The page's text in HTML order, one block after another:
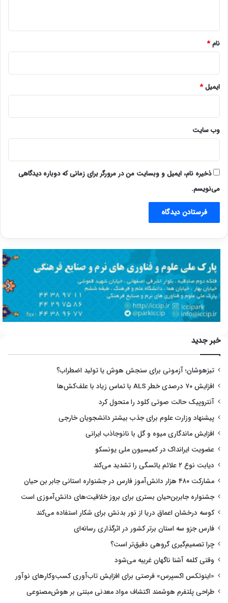
نام*
ایمیل*
وب‌ سایت
ذخیره نام، ایمیل و وبسایت من در مرورگر برای زمانی که دوباره دیدگاهی
می‌نویسم.
خبر جدید
تیزهوشان؛ آزمونی برای سنجش هوش یا تولید اضطراب؟
افزایش ۷۰ درصدی خطر ALS با تماس زیاد با علف‌کش‌ها
آنتروپیک حالت صوتی کلود را متحول کرد
پیشنهاد وزارت علوم برای جذب بیشتر دانشجویان خارجی
افزایش ماندگاری میوه و گل با نانوجاذب ایرانی
عضویت ایرانداک در کمیسیون ملی یونسکو
دیابت نوع ۲ علائم یائسگی را تشدید می‌کند
مشارکت ۴۸۰ هزار دانش‌آموز فارس در جشنواره استانی جابر بن حیان
جشنواره جابربن‌حیان بستری برای بروز خلاقیت‌های دانش‌آموزی است
کوسه درخشان اعماق دریا از نور بدنش برای شکار استفاده می‌کند
فارس جزو سه استان برتر کشور در اثرگذاری رسانه‌ای
چرا تصمیم‌گیری گروهی دقیق‌تر است؟
وقتی کلمه آشنا ناگهان غریبه می‌شود
«اینوتکس اکسپرس» فرصتی برای افزایش تاب‌آوری کسب‌وکارهای نوآور
طراحی پلتفرم هوشمند اکتشاف مواد معدنی مبتنی بر هوش‌مصنوعی